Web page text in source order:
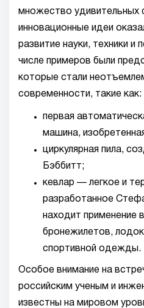
множество удивительных
инновационные идеи
развитие науки, техники
числе примеров были
которые стали
современности, такие как:
первая
машина,
циркулярная пила,
Бэббитт;
кевлар — легкое и
разработанное
находит применение
бронежилетов,
спортивной одежды.
Особое внимание на
российским ученым и
известны на мировом